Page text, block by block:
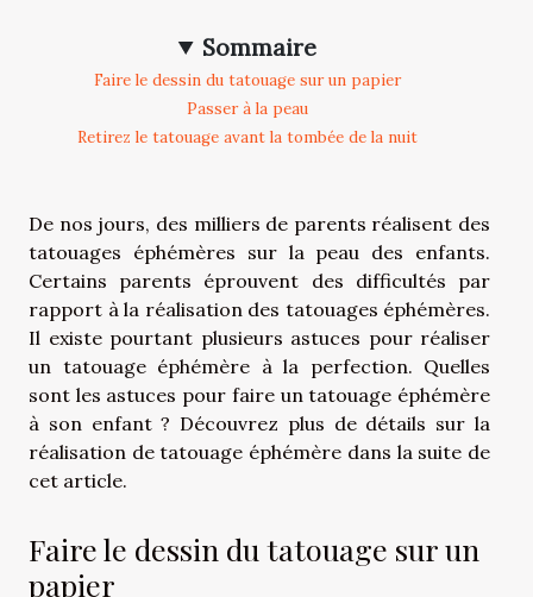
Sommaire
Faire le dessin du tatouage sur un papier
Passer à la peau
Retirez le tatouage avant la tombée de la nuit
De nos jours, des milliers de parents réalisent des
tatouages éphémères sur la peau des enfants.
Certains parents éprouvent des difficultés par
rapport à la réalisation des tatouages éphémères.
Il existe pourtant plusieurs astuces pour réaliser
un tatouage éphémère à la perfection. Quelles
sont les astuces pour faire un tatouage éphémère
à son enfant ? Découvrez plus de détails sur la
réalisation de tatouage éphémère dans la suite de
cet article.
Faire le dessin du tatouage sur un
papier